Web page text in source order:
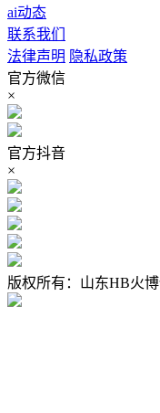
ai动态
联系我们
法律声明 隐私政策
官方微信
×
官方抖音
×
版权所有：山东HB火